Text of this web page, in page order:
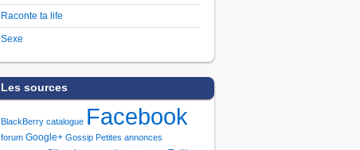
Raconte ta life
Sexe
Les sources
BlackBerry catalogue Facebook
forum Google+ Gossip Petites annonces